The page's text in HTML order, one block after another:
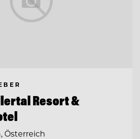
Resort &
Österreich